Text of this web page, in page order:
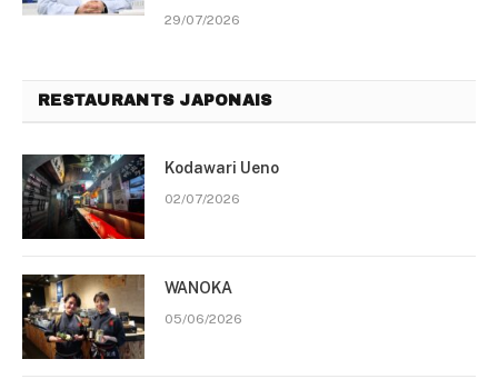
29/07/2026
RESTAURANTS JAPONAIS
Kodawari Ueno
02/07/2026
WANOKA
05/06/2026